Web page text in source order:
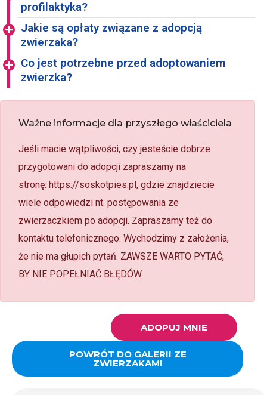
profilaktyka?
Jakie są opłaty związane z adopcją
zwierzaka?
Co jest potrzebne przed adoptowaniem
zwierzka?
Ważne informacje dla przyszłego właściciela
Jeśli macie wątpliwości, czy jesteście dobrze
przygotowani do adopcji zapraszamy na
stronę: https://soskotpies.pl, gdzie znajdziecie
wiele odpowiedzi nt. postępowania ze
zwierzaczkiem po adopcji. Zapraszamy też do
kontaktu telefonicznego. Wychodzimy z założenia,
że nie ma głupich pytań. ZAWSZE WARTO PYTAĆ,
BY NIE POPEŁNIAĆ BŁĘDÓW.
ADOPUJ MNIE
POWRÓT DO GALERII ZE
ZWIERZAKAMI